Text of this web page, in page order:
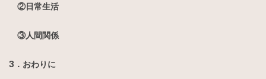
②日常生活
③人間関係
3．おわりに